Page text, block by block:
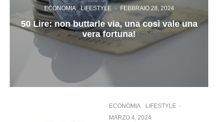
ECONOMIA LIFESTYLE · FEBBRAIO 28, 2024
50 Lire: non buttarle via, una così vale una
vera fortuna!
ECONOMIA LIFESTYLE ·
MARZO 4, 2024